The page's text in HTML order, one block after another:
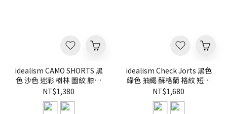
idealism CAMO SHORTS 黑
色 沙色 迷彩 樹林 圖紋 膝下
球褲 短褲【ID26006】
NT$1,380
idealism Check Jorts 黑色
綠色 抽繩 蘇格蘭 格紋 短褲
【ID26008】
NT$1,680